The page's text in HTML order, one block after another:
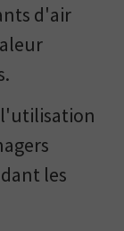
d'air
l'utilisation
les